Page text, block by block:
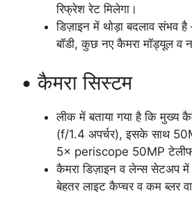
रिफ्रेश रेट मिलेगा।
डिज़ाइन में थोड़ा बदलाव संभव
बॉडी, कुछ नए कैमरा मॉड्यूल व
• कैमरा सिस्टम
लीक में बताया गया है कि मुख्य
(f/1.4 अपर्चर), इसके साथ
5× periscope 50MP
कैमरा डिज़ाइन व लेन्स सेटअप
बेहतर लाइट कैप्चर व कम ब्लर